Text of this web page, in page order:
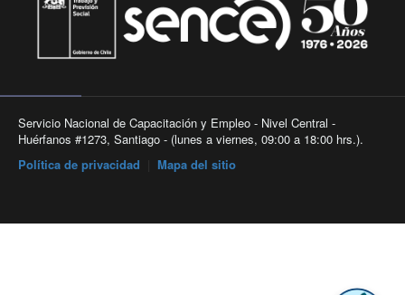
Servicio Nacional de Capacitación y Empleo - Nivel Central -
Huérfanos #1273, Santiago - (lunes a viernes, 09:00 a 18:00 hrs.).
Política de privacidad
Mapa del sitio